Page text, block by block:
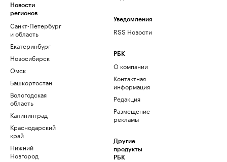
Новости
регионов
Санкт-Петербург
и область
Екатеринбург
Новосибирск
Омск
Башкортостан
Вологодская
область
Калининград
Краснодарский
край
Нижний
Новгород
Уведомления
RSS Новости
РБК
О компании
Контактная
информация
Редакция
Размещение
рекламы
Другие
продукты
РБК